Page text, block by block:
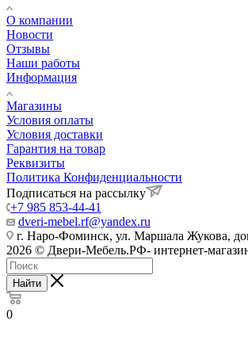
О компании
Новости
Отзывы
Наши работы
Информация
Магазины
Условия оплаты
Условия доставки
Гарантия на товар
Реквизиты
Политика Конфиденциальности
Подписаться на рассылку
+7 985 853-44-41
dveri-mebel.rf@yandex.ru
г. Наро-Фоминск, ул. Маршала Жукова,
2026 © Двери-Мебель.РФ- интернет-
Найти
0